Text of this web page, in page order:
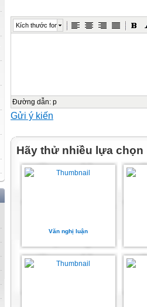
Kích thước font
Đường dẫn: p
Gửi ý kiến
Hãy thử nhiều lựa chọn
Văn nghị luận